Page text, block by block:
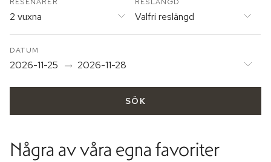
Valfri reslängd
DATUM
2026-11-25 2026-11-28
2 vuxna
SÖK
Några av våra egna favoriter